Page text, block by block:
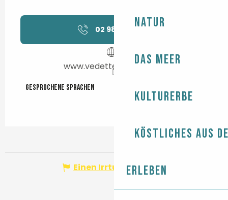
Natur
Das Meer
Kulturerbe
Köstliches aus
Erleben
02 98 57 00▒▒
www.vedettes-odet.com
Gesprochene Sprachen
Gesprochene Sprachen
Einen Irrtum angeben